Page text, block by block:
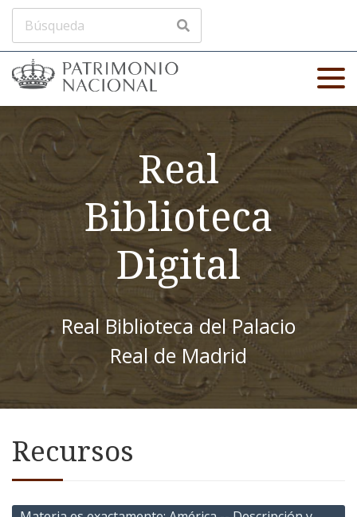
Real
Biblioteca
Digital
Real Biblioteca del Palacio
Real de Madrid
Recursos